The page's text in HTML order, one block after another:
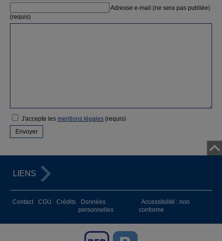
Adresse e-mail (ne sera pas publiée)
(requis)
J'accepte les mentions légales (requis)
LIENS
Contact CGU Crédits
Données
personnelles
Accessibilité : non
conforme